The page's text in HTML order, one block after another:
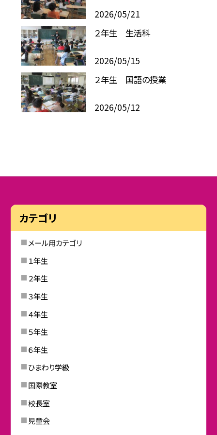
2026/05/21
２年生 生活科
2026/05/15
２年生 国語の授業
2026/05/12
カテゴリ
メール用カテゴリ
１年生
２年生
３年生
４年生
５年生
６年生
ひまわり学級
国際教室
校長室
児童会